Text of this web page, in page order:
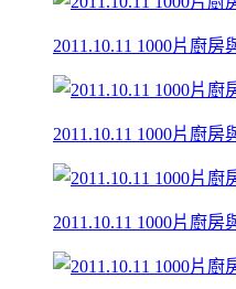
2011.10.11 1000片廚房
2011.10.11 1000片廚房
2011.10.11 1000片廚房